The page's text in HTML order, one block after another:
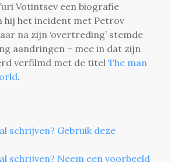
Votintsev een biografie
hij het incident met Petrov
na zijn ‘overtreding’ stemde
aandringen – mee in dat zijn
verfilmd met de titel The man
.
schrijven? Gebruik deze
schrijven? Neem een voorbeeld